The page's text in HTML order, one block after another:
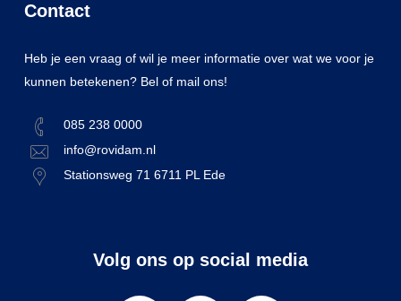
Contact
Heb je een vraag of wil je meer informatie over wat we voor je
kunnen betekenen? Bel of mail ons!
085 238 0000
info@rovidam.nl
Stationsweg 71 6711 PL Ede
Volg ons op social media